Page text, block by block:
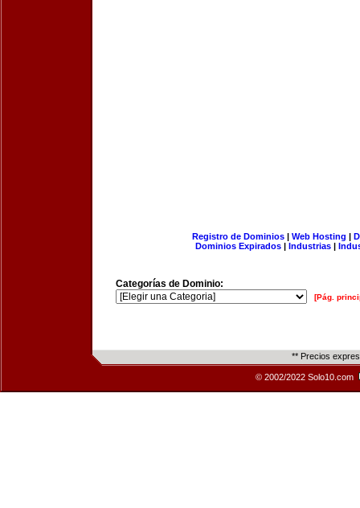
Registro de Dominios| Web Hosting |
Dominios Expirados | Industrias |
Categorías de Dominio:
[Pág.
** Precios
© 2002/2022 Solo10.com